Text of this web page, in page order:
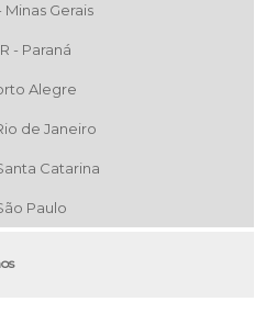
Minas Gerais
- Paraná
Alegre
de Janeiro
Catarina
Paulo